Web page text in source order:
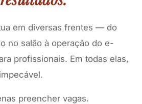
em diversas frentes — do
no salão à operação do e-
profissionais. Em todas elas,
preencher vagas.